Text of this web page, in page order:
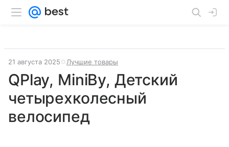
21 августа 2025 Лучшие товары
QPlay, MiniBy, Детский
четырехколесный
велосипед